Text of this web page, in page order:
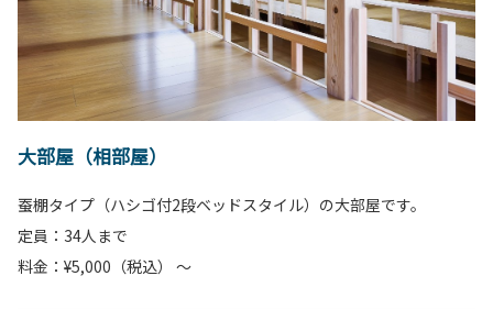
大部屋（相部屋）
蚕棚タイプ（ハシゴ付2段ベッドスタイル）の大部屋です。
定員：34人まで
料金：¥5,000（税込） ～